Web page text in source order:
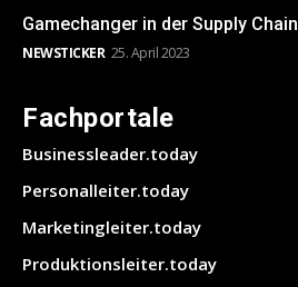
Gamechanger in der Supply Chain
NEWSTICKER 25. April 2023
Fachportale
Businessleader.today
Personalleiter.today
Marketingleiter.today
Produktionsleiter.today